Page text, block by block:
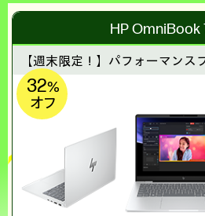
HP OmniBook
【週末限定！】 パフォーマンス
32%
オフ